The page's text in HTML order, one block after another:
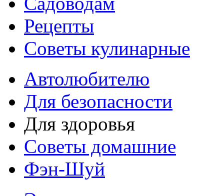
Рецепты
Советы кулинарные
Автолюбителю
Для безопасности
Для здоровья
Советы домашние
Фэн-Шуй